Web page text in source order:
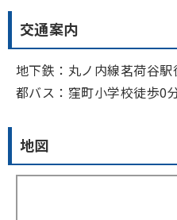
交通案内
地下鉄：丸ノ内線茗荷谷駅
都バス：窪町小学校徒歩0
地図